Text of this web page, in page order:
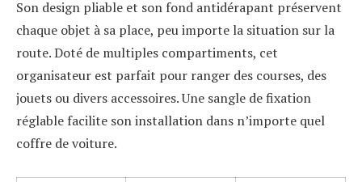
Son design pliable et son fond antidérapant préservent
chaque objet à sa place, peu importe la situation sur la
route. Doté de multiples compartiments, cet
organisateur est parfait pour ranger des courses, des
jouets ou divers accessoires. Une sangle de fixation
réglable facilite son installation dans n’importe quel
coffre de voiture.